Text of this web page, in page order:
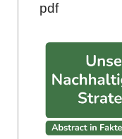
pdf